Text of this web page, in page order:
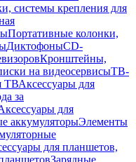
системы крепления для
Портативные колонки,
ДиктофоныCD-
Кронштейны,
на видеосервисыТВ-
ТВАксессуары для
за
для
аккумуляторыЭлементы
для планшетов,
Зарядные